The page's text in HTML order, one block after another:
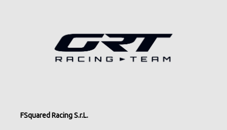
FSquared Racing S.r.L.